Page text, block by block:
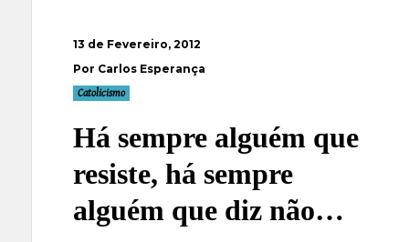
13 de Fevereiro, 2012
Por Carlos Esperança
Catolicismo
Há sempre alguém que
resiste, há sempre
alguém que diz não…